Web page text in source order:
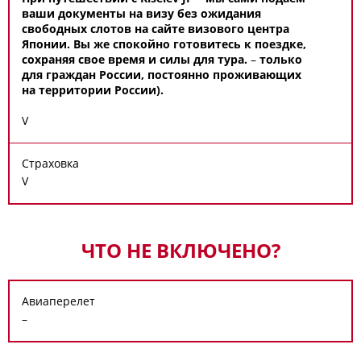
ваши документы на визу без ожидания
свободных слотов на сайте визового центра
Японии. Вы же спокойно готовитесь к поездке,
сохраняя свое время и силы для тура. – только
для граждан России, постоянно проживающих
на территории России).
V
Страховка
V
ЧТО НЕ ВКЛЮЧЕНО?
Авиаперелет
–